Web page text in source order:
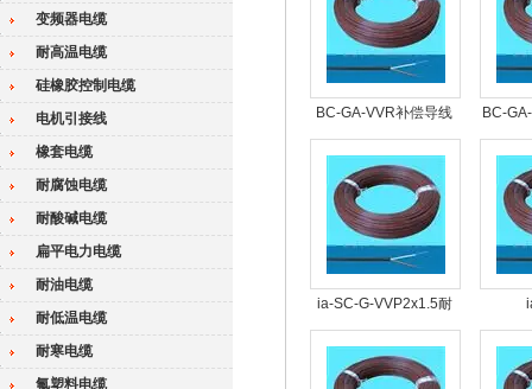
变频器电缆
耐高温电缆
硅橡胶控制电缆
电机引接线
橡套电缆
耐腐蚀电缆
耐酸碱电缆
扁平电力电缆
耐油电缆
耐低温电缆
耐寒电缆
氟塑料电缆
BC-GA-VVR补偿导线
2*1.5多少钱
BC-
ia-SC-G-VVP2x1.5耐
高温S型补偿电缆